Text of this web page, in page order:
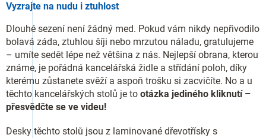
Vyzrajte na nudu i ztuhlost
Dlouhé sezení není žádný med. Pokud vám nikdy nepřivodilo
bolavá záda, ztuhlou šíji nebo mrzutou náladu, gratulujeme
– umíte sedět lépe než většina z nás. Nejlepší obrana, kterou
známe, je pořádná kancelářská židle a střídání poloh, díky
kterému zůstanete svěží a aspoň trošku si zacvičíte. No a u
těchto kancelářských stolů je to otázka jediného kliknutí –
přesvědčte se ve videu!
Desky těchto stolů jsou z laminované dřevotřísky s